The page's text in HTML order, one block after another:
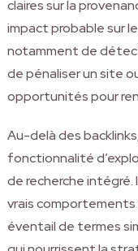
claires sur la
impact probable sur
notamment de
de pénaliser un site
opportunités pour
Au-delà des
fonctionnalité
de recherche intégré.
vrais
éventail de termes